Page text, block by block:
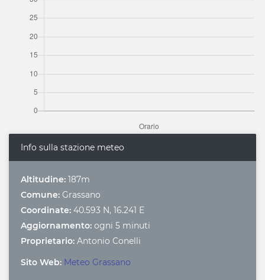
Info sulla stazione meteo
Altitudine: 187m
Comune: Grassano
Coordinate: 40.593 N, 16.241 E
Aggiornamento: ogni 5 minuti
Proprietario: Antonio Conelli
Sito Web: Meteo Grassano